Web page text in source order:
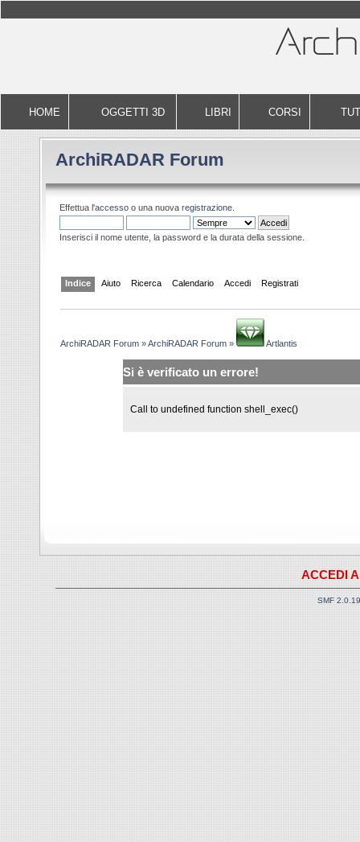
HOME OGGETTI 3D LIBRI CORSI
ArchiRADAR Forum
Effettua l'accesso o una nuova registrazione.
Inserisci il nome utente, la password e la durata della sessione.
Indice Aiuto Ricerca Calendario Accedi Registrati
ArchiRADAR Forum »ArchiRADAR Forum » Artlantis
Si è verificato un errore!
Call to undefined function shell_exec()
ACCEDI
SMF 2.0.19